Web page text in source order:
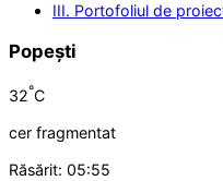
III. Portofoliul de
Popești
32°C
cer fragmentat
Răsărit: 05:55